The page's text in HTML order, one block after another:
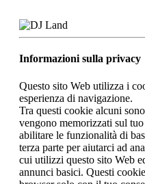
Informazioni sulla privacy
Questo sito Web utilizza i
esperienza di navigazione.
Tra questi cookie alcuni
vengono memorizzati sul
abilitare le funzionalità di
terza parte per aiutarci ad
cui utilizzi questo sito Web
annunci basici. Questi